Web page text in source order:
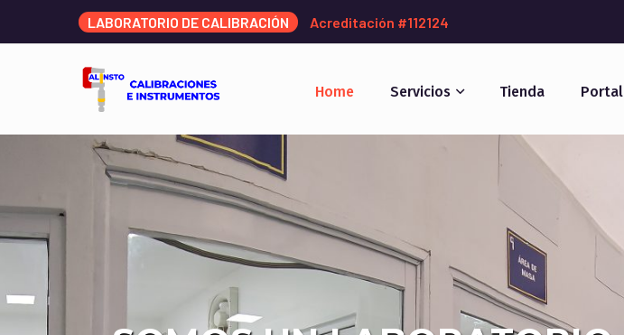
LABORATORIO DE CALIBRACIÓN Acreditación #112124
Home Servicios Tienda Portal